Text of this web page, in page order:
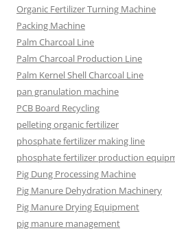
Organic Fertilizer Turning Machine
Packing Machine
Palm Charcoal Line
Palm Charcoal Production Line
Palm Kernel Shell Charcoal Line
pan granulation machine
PCB Board Recycling
pelleting organic fertilizer
phosphate fertilizer making line
phosphate fertilizer production
Pig Dung Processing Machine
Pig Manure Dehydration Machinery
Pig Manure Drying Equipment
pig manure management